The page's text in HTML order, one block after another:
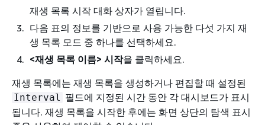
재생 목록 시작 대화 상자가 열립니다.
다음 표의 정보를 기반으로 사용 가능한 다섯 가지 재
생 목록 모드 중 하나를 선택하세요.
<재생 목록 이름> 시작을 클릭하세요.
재생 목록에는 재생 목록을 생성하거나 편집할 때 설정된
Interval
필드에 지정된 시간 동안 각 대시보드가 표시
됩니다. 재생 목록을 시작한 후에는 화면 상단의 탐색 표시